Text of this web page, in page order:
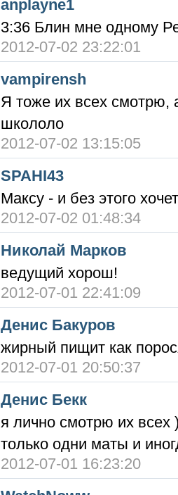
anplayne1
3:36 Блин мне одному
2012-07-02 23:22:01
vampirensh
Я тоже их всех смотрю,
школоло
2012-07-02 13:15:05
SPAHI43
Максу - и без этого
2012-07-02 01:48:34
Николай Марков
ведущий хорош!
2012-07-01 22:41:09
Денис Бакуров
жирный пищит как
2012-07-01 20:50:37
Денис Бекк
я лично смотрю их всех
только одни маты и
2012-07-01 16:23:20